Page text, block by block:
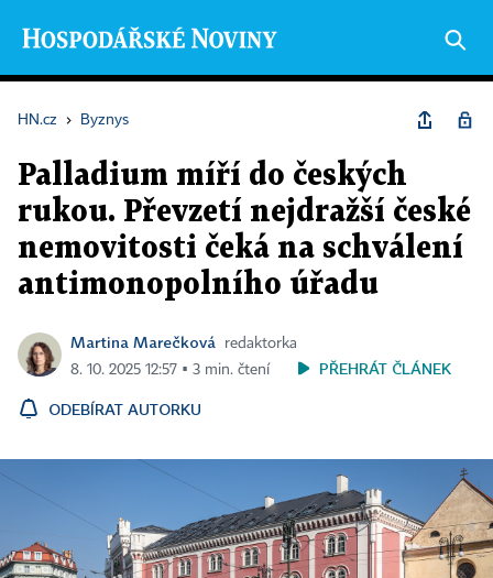
HN.cz › Byznys
Palladium míří do českých
rukou. Převzetí nejdražší české
nemovitosti čeká na schválení
antimonopolního úřadu
Martina Marečková
redaktorka
8. 10. 2025 12:57 ▪ 3 min. čtení
PŘEHRÁT ČLÁNEK
ODEBÍRAT AUTORKU